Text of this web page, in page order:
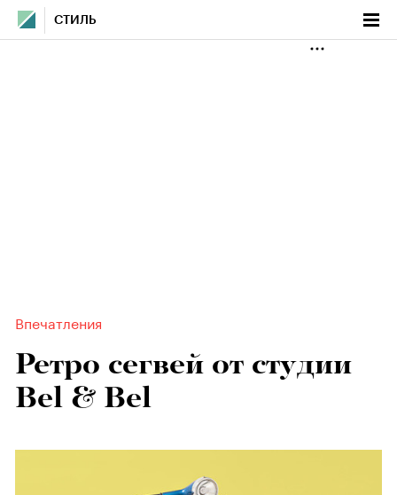
СТИЛЬ
Впечатления
Ретро сегвей от студии
Bel & Bel